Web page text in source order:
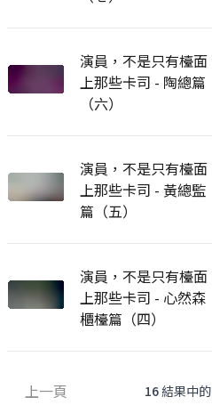
演員，不是只有檯面
上那些卡司 - 陶總篇
（六）
演員，不是只有檯面
上那些卡司 - 黃總監
篇（五）
演員，不是只有檯面
上那些卡司 - 心然森
櫃檯篇（四）
上一頁 16結果中的